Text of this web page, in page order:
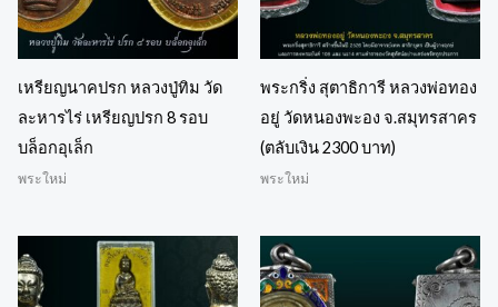
เหรียญนาคปรก หลวงปู่ทิม วัด
ละหารไร่ เหรียญปรก 8 รอบ
บล็อกอุเล็ก
พระใหม่
พระกริ่ง สุตาธิการี หลวงพ่อทอง
อยู่ วัดหนองพะอง จ.สมุทรสาคร
(ตลับเงิน 2300 บาท)
พระใหม่